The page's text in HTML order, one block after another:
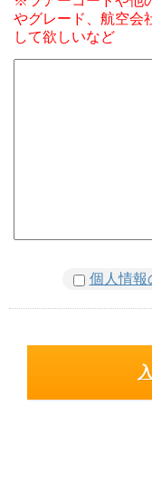
やグレード、航空会
して欲しいなど
個人情報